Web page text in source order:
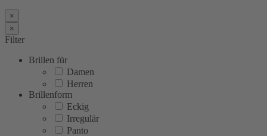
×
×
Filter
Brillen für
Damen
Herren
Brillenform
Eckig
Irregulär
Panto